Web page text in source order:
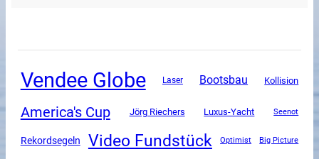
Vendee Globe Laser Bootsbau Kollision
America's Cup Jörg Riechers Luxus-Yacht Seenot
Rekordsegeln Video Fundstück Optimist Big Picture